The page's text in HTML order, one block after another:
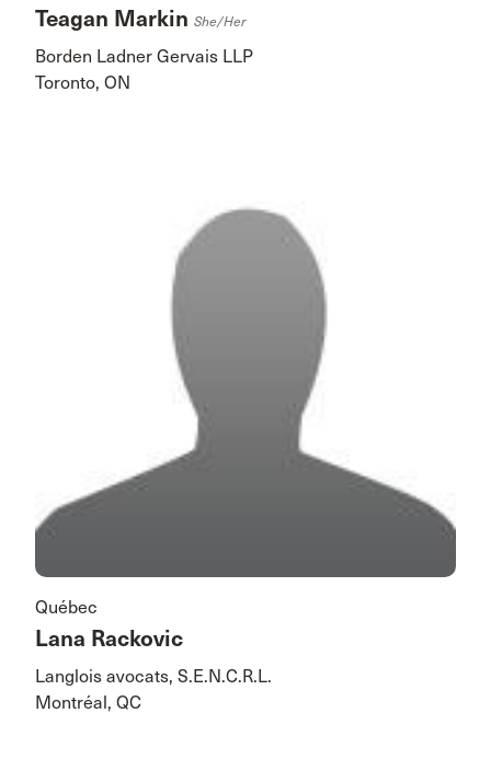
Teagan Markin She/her
Borden Ladner Gervais LLP
Toronto, ON
Québec
Lana Rackovic
Langlois avocats, S.E.N.C.R.L.
Montréal, QC